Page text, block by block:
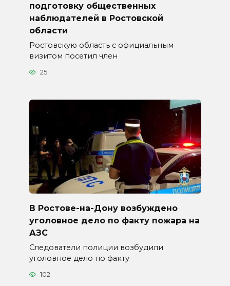
подготовку общественных
наблюдателей в Ростовской
области
Ростовскую область с официальным
визитом посетил член
25
В Ростове-на-Дону возбуждено
уголовное дело по факту пожара на
АЗС
Следователи полиции возбудили
уголовное дело по факту
102